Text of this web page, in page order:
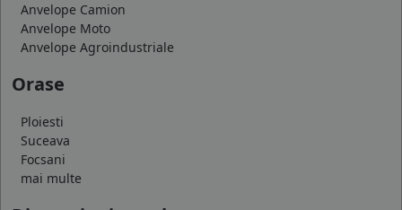
Anvelope Camion
Anvelope Moto
Anvelope Agroindustriale
Orase
Ploiesti
Suceava
Focsani
mai multe